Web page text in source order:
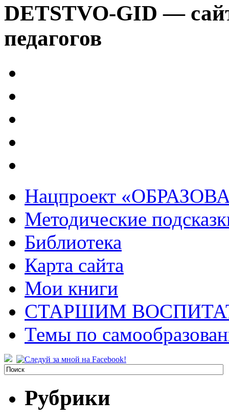
DETSTVO-GID —
педагогов
Нацпроект
Методические
Библиотека
Карта сайта
Мои книги
СТАРШИМ
Темы по
Рубрики